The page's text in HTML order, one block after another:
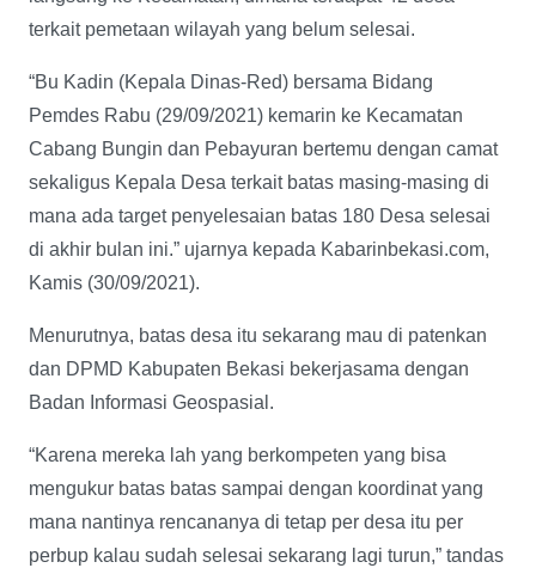
terkait pemetaan wilayah yang belum selesai.
“Bu Kadin (Kepala Dinas-Red) bersama Bidang
Pemdes Rabu (29/09/2021) kemarin ke Kecamatan
Cabang Bungin dan Pebayuran bertemu dengan camat
sekaligus Kepala Desa terkait batas masing-masing di
mana ada target penyelesaian batas 180 Desa selesai
di akhir bulan ini.” ujarnya kepada Kabarinbekasi.com,
Kamis (30/09/2021).
Menurutnya, batas desa itu sekarang mau di patenkan
dan DPMD Kabupaten Bekasi bekerjasama dengan
Badan Informasi Geospasial.
“Karena mereka lah yang berkompeten yang bisa
mengukur batas batas sampai dengan koordinat yang
mana nantinya rencananya di tetap per desa itu per
perbup kalau sudah selesai sekarang lagi turun,” tandas